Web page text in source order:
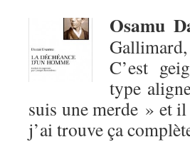
Osamu
C’est
type
suis une merde » et
j’ai trouve ça